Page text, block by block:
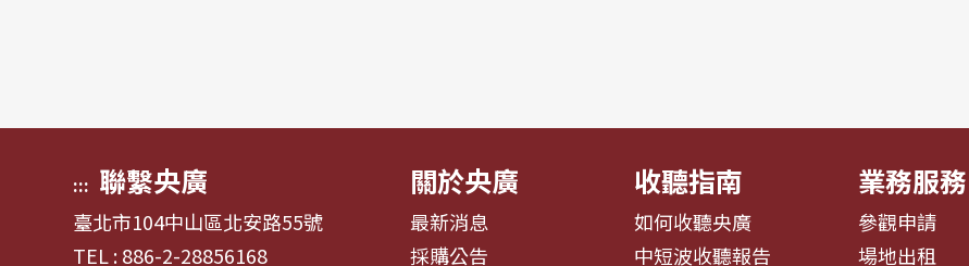
::: 聯繫央廣
臺北市104中山區北安路55號
TEL : 886-2-28856168
關於央廣
最新消息
採購公告
收聽指南
如何收聽央廣
中短波收聽報告
業務服務
參觀申請
場地出租